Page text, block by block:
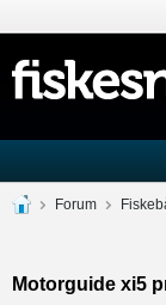
Forum
Motorguide xi5